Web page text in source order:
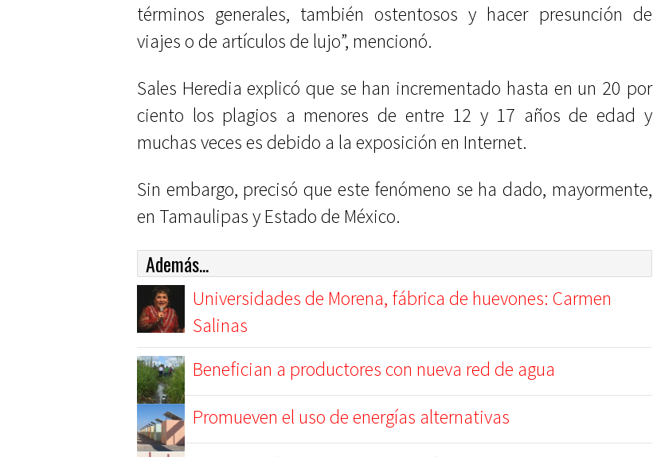
términos generales, también ostentosos y hacer presunción de
viajes o de artículos de lujo”, mencionó.
Sales Heredia explicó que se han incrementado hasta en un 20 por
ciento los plagios a menores de entre 12 y 17 años de edad y
muchas veces es debido a la exposición en Internet.
Sin embargo, precisó que este fenómeno se ha dado, mayormente,
en Tamaulipas y Estado de México.
Además...
Universidades de Morena, fábrica de huevones: Carmen
Salinas
Benefician a productores con nueva red de agua
Promueven el uso de energías alternativas